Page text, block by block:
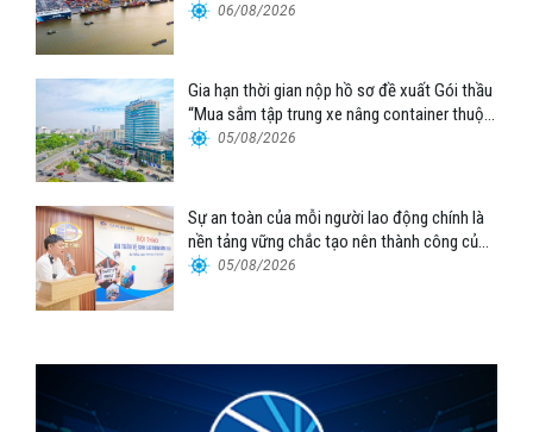
06/08/2026
Gia hạn thời gian nộp hồ sơ đề xuất Gói thầu
“Mua sắm tập trung xe nâng container thuộc
Tổng công ty Hàng hải Việt Nam – CTCP”
05/08/2026
Sự an toàn của mỗi người lao động chính là
nền tảng vững chắc tạo nên thành công của
Cảng Đà Nẵng
05/08/2026